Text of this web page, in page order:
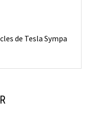
de Tesla Sympa